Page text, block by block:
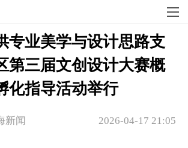
专业美学与设计思路支
第三届文创设计大赛概
化指导活动举行
2026-04-17 21:05
新闻